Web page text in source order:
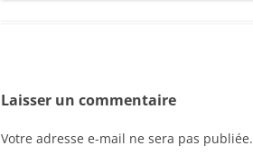
Laisser un commentaire
Votre adresse e-mail ne sera pas publiée.